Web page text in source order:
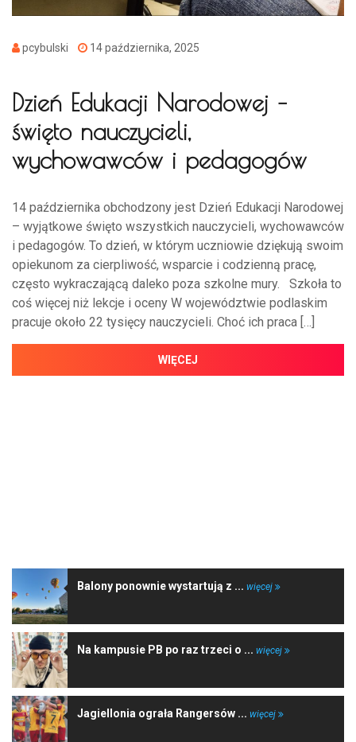
pcybulski 14 października, 2025
Dzień Edukacji Narodowej –
święto nauczycieli,
wychowawców i pedagogów
14 października obchodzony jest Dzień Edukacji Narodowej
– wyjątkowe święto wszystkich nauczycieli, wychowawców
i pedagogów. To dzień, w którym uczniowie dziękują swoim
opiekunom za cierpliwość, wsparcie i codzienną pracę,
często wykraczającą daleko poza szkolne mury. Szkoła to
coś więcej niż lekcje i oceny W województwie podlaskim
pracuje około 22 tysięcy nauczycieli. Choć ich praca […]
WIĘCEJ
Balony ponownie wystartują z ... więcej
Na kampusie PB po raz trzeci o ... więcej
Jagiellonia ograła Rangersów ... więcej